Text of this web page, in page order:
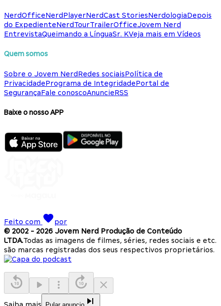
NerdOfficeNerdPlayerNerdCast StoriesNerdologiaDepois
do ExpedienteNerdTourTrailerOfficeJovem Nerd
EntrevistaQueimando a LínguaSr. KVeja mais em Vídeos
Quem somos
Sobre o Jovem NerdRedes sociaisPolítica de
PrivacidadePrograma de IntegridadePortal de
SegurançaFale conoscoAnuncieRSS
Baixe o nosso APP
Feito com
por
© 2002 - 2026 Jovem Nerd Produção de Conteúdo
LTDA.Todas as imagens de filmes, séries, redes sociais e etc.
são marcas registradas dos seus respectivos proprietários.